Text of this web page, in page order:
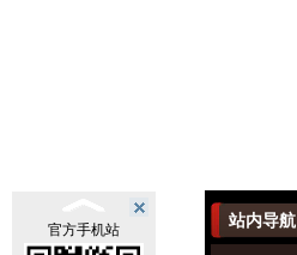
站内导航
官方手机站